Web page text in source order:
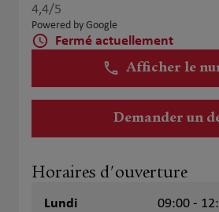
4,4/5
Powered by Google
Fermé actuellement
Afficher le
Demander un
Horaires d'ouverture
Lundi 09:00 -